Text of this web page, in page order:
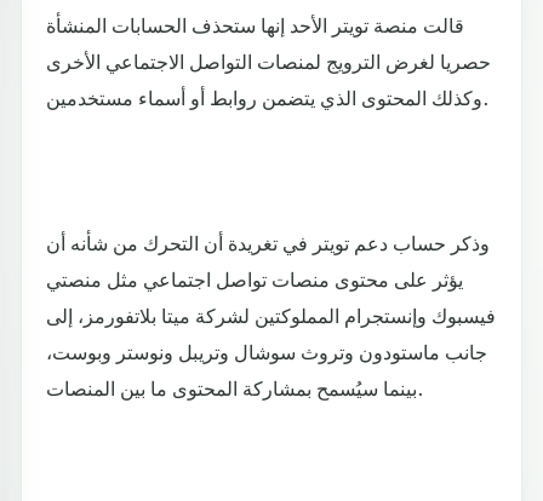
قالت منصة تويتر الأحد إنها ستحذف الحسابات المنشأة
حصريا لغرض الترويج لمنصات التواصل الاجتماعي الأخرى
وكذلك المحتوى الذي يتضمن روابط أو أسماء مستخدمين.
وذكر حساب دعم تويتر في تغريدة أن التحرك من شأنه أن
يؤثر على محتوى منصات تواصل اجتماعي مثل منصتي
فيسبوك وإنستجرام المملوكتين لشركة ميتا بلاتفورمز، إلى
جانب ماستودون وتروث سوشال وتريبل ونوستر وبوست،
بينما سيُسمح بمشاركة المحتوى ما بين المنصات.